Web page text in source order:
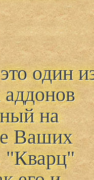
один
на
Ваших
"Кварц"